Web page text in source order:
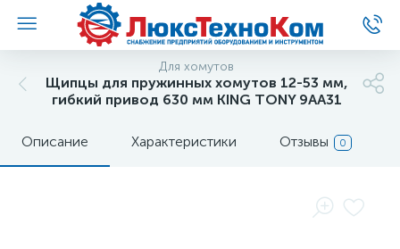
Для хомутов
Щипцы для пружинных хомутов 12-53 мм,
гибкий привод 630 мм KING TONY 9AA31
Описание Характеристики Отзывы 0